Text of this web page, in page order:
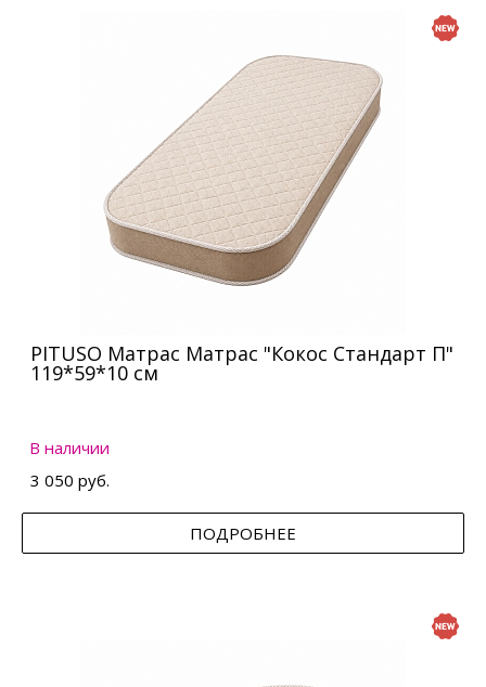
PITUSO Матрас Матрас "Кокос Стандарт П"
119*59*10 см
В наличии
3 050 руб.
ПОДРОБНЕЕ